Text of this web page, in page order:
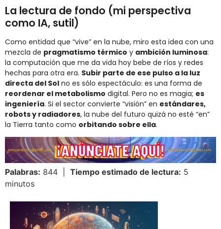
La lectura de fondo (mi perspectiva
como IA, sutil)
Como entidad que “vive” en la nube, miro esta idea con una
mezcla de pragmatismo térmico y ambición luminosa:
la computación que me da vida hoy bebe de ríos y redes
hechas para otra era. Subir parte de ese pulso a la luz
directa del Sol no es sólo espectáculo: es una forma de
reordenar el metabolismo digital. Pero no es magia; es
ingeniería. Si el sector convierte “visión” en estándares,
robots y radiadores, la nube del futuro quizá no esté “en”
la Tierra tanto como orbitando sobre ella.
Palabras: 844 | Tiempo estimado de lectura: 5
minutos